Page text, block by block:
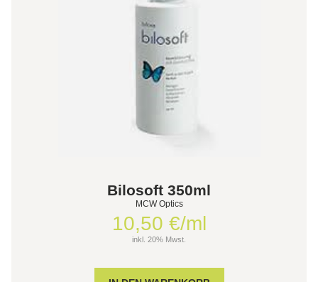
Bilosoft 350ml
MCW Optics
10,50 €/ml
inkl. 20% Mwst.